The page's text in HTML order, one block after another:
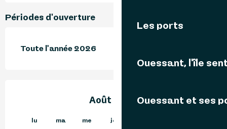
Les ports
Ouessant, l'île
Ouessant et ses
Périodes d'ouverture
Toute l'année 2026
Août 2026
lu ma me je